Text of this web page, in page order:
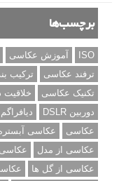
برچسب‌ها
ISO آموزش عکاسی
ترفند عکاسی
ترکیب
تکنیک عکاسی
دوربین DSLR
دیافراگم
عکاسی
عکاسی
عکاسی از مدل
عکاسی
عکاسی از گل ها